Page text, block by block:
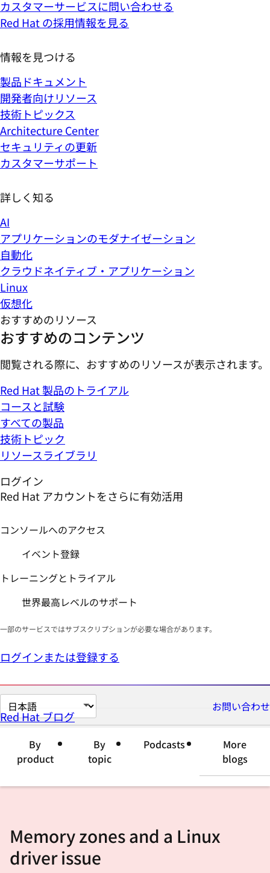
カスタマーサービスに問い合わせる
Red Hat の採用情報を見る
情報を見つける
製品ドキュメント
開発者向けリソース
技術トピックス
Architecture Center
セキュリティの更新
カスタマーサポート
詳しく知る
AI
アプリケーションのモダナイゼーション
自動化
クラウドネイティブ・アプリケーション
Linux
仮想化
おすすめのリソース
おすすめのコンテンツ
閲覧される際に、おすすめのリソースが表示されます。
Red Hat 製品のトライアル
コースと試験
すべての製品
技術トピック
リソースライブラリ
ログイン
Red Hat アカウントをさらに有効活用
コンソールへのアクセス
イベント登録
トレーニングとトライアル
世界最高レベルのサポート
一部のサービスではサブスクリプションが必要な場合があります。
ログインまたは登録する
ペ
ー
語
て
お問い合わせ
Red Hat ブログ
By
product
By
topic
Podcasts
More
blogs
Memory zones and a Linux
driver issue